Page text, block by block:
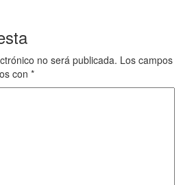
no será publicada. Los campos
con *